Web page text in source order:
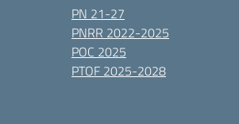
PN 21-27
PNRR 2022-2025
POC 2025
PTOF 2025-2028